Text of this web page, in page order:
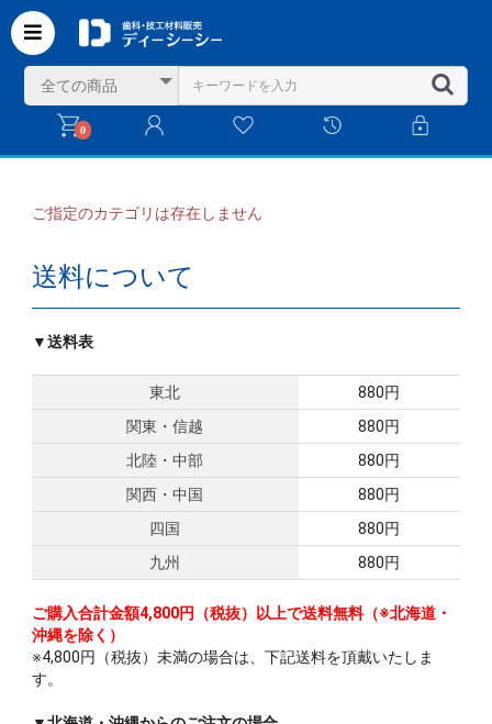
0
ご指定のカテゴリは存在しません
送料について
▼送料表
東北
880円
関東・信越
880円
北陸・中部
880円
関西・中国
880円
四国
880円
九州
880円
ご購入合計金額4,800円（税抜）以上で送料無料（※北海道・
沖縄を除く）
※4,800円（税抜）未満の場合は、下記送料を頂戴いたしま
す。